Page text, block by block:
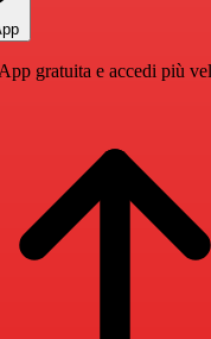
gratuita e accedi più